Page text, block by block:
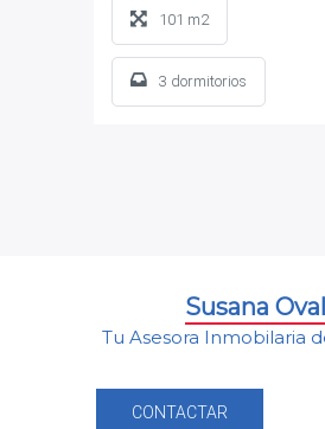
101 m2
3 dormitorios
Susana
Tu Asesora Inmobilaria
CONTACTAR